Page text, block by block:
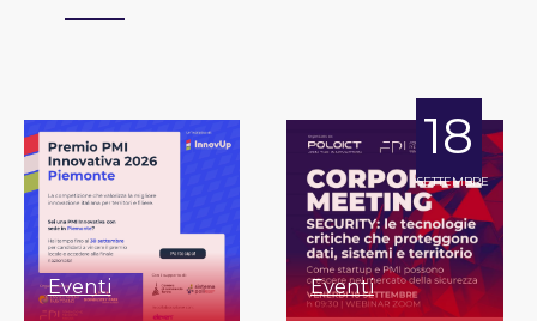
Eventi
18
SETTEMBRE
Eventi